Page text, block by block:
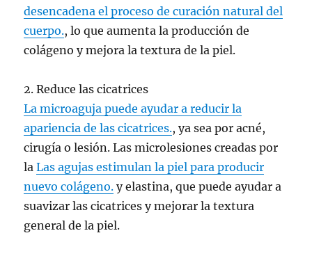
desencadena el proceso de curación natural del
cuerpo., lo que aumenta la producción de
colágeno y mejora la textura de la piel.
2. Reduce las cicatrices
La microaguja puede ayudar a reducir la
apariencia de las cicatrices., ya sea por acné,
cirugía o lesión. Las microlesiones creadas por
laLas agujas estimulan la piel para producir
nuevo colágeno. y elastina, que puede ayudar a
suavizar las cicatrices y mejorar la textura
general de la piel.